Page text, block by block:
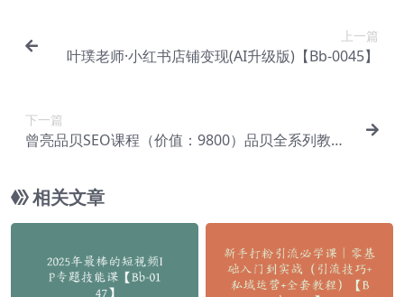
上一篇
叶璞老师·小红书店铺变现(AI升级版)【Bb-0045】
下一篇
曾亮品贝SEO课程（价值：9800）品贝全系列教程
相关文章